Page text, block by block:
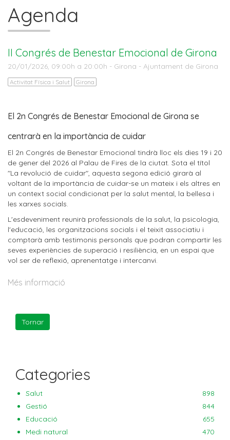
Agenda
II Congrés de Benestar Emocional de Girona
20/01/2026, 09:00h a 20:00h - Girona - Ajuntament de Girona
Activitat Física i Salut Girona
El 2n Congrés de Benestar Emocional de Girona se
centrarà en la importància de cuidar
El 2n Congrés de Benestar Emocional tindrà lloc els dies 19 i 20
de gener del 2026 al Palau de Fires de la ciutat. Sota el títol
"La revolució de cuidar", aquesta segona edició girarà al
voltant de la importància de cuidar-se un mateix i els altres en
un context social condicionat per la salut mental, la bellesa i
les xarxes socials.
L'esdeveniment reunirà professionals de la salut, la psicologia,
l'educació, les organitzacions socials i el teixit associatiu i
comptarà amb testimonis personals que podran compartir les
seves experiències de superació i resiliència, en un espai que
vol ser de reflexió, aprenentatge i intercanvi.
Més informació
Categories
Salut
898
Gestió
844
Educació
655
Medi natural
470